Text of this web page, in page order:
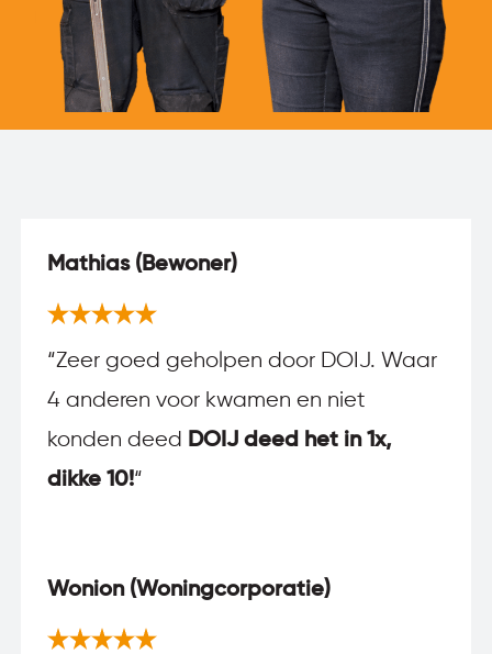
Mathias (Bewoner)
“Zeer goed geholpen door DOIJ. Waar
4 anderen voor kwamen en niet
konden deed DOIJ deed het in 1x,
dikke 10!“
Wonion (Woningcorporatie)